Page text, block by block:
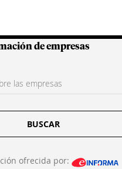
Colombianas
de empresas
BUSCAR
ofrecida por: